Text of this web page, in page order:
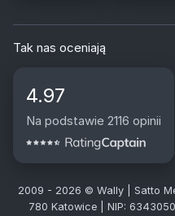
Tak nas oceniają
4.97
Na podstawie 2116 opinii
2009 - 2026 © Wally | Satto
780 Katowice | NIP: